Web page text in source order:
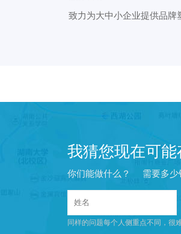
致力为大中小企业提供品牌塑
我猜您现在可能
你们能做什么？ 需要多少
同样的问题每个人侧重点不同，很